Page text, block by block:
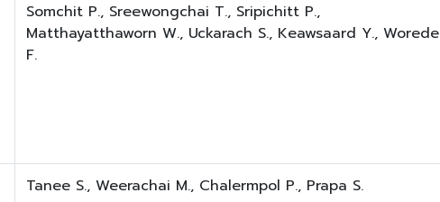
Somchit P., Sreewongchai T., Sripichitt P.,
Matthayatthaworn W., Uckarach S., Keawsaard Y., Worede
F.
Tanee S., Weerachai M., Chalermpol P., Prapa S.